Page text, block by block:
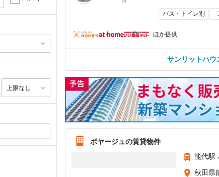
バス・トイレ別
ほか提供
サンリットハウ
ボヤージュの賃貸物件
能代駅
秋田県